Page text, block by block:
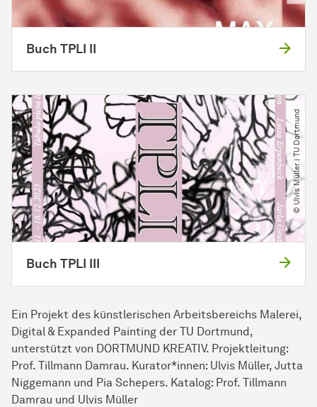
Buch TPLI II
© Ulvis Müller | TU Dortmund
Buch TPLI III
Ein Projekt des künstlerischen Arbeitsbereichs Malerei,
Digital & Expanded Painting der TU Dortmund,
unterstützt von DORTMUND KREATIV. Projektleitung:
Prof. Tillmann Damrau. Kurator*innen: Ulvis Müller, Jutta
Niggemann und Pia Schepers. Katalog: Prof. Tillmann
Damrau und Ulvis Müller